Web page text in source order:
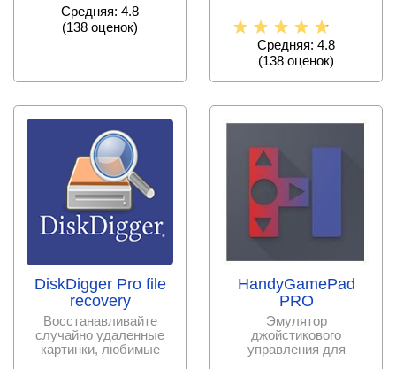
Средняя: 4.8
(138 оценок)
студентов и обычных
людей
Средняя: 4.8
(138 оценок)
DiskDigger Pro file
recovery
Восстанавливайте
случайно удаленные
картинки, любимые
HandyGamePad
PRO
Эмулятор
джойстикового
управления для